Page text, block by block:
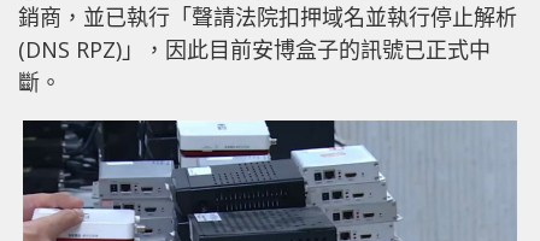
銷商，並已執行「聲請法院扣押域名並執行停止解析
(DNS RPZ)」，因此目前安博盒子的訊號已正式中
斷。